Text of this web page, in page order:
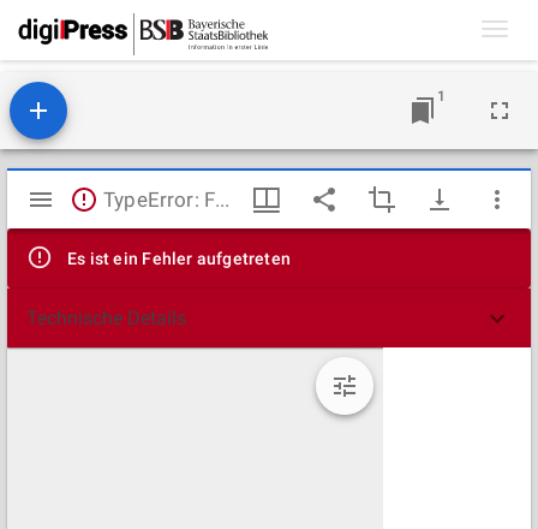
1
Mirador
Viewer
TypeError: Failed to fetch
Es ist ein Fehler aufgetreten
Technische Details